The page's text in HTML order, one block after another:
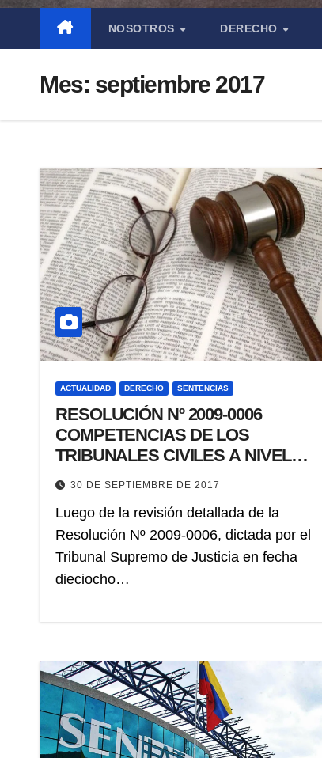
NOSOTROS DERECHO
Mes: septiembre 2017
ACTUALIDAD DERECHO SENTENCIAS
RESOLUCIÓN Nº 2009-0006
COMPETENCIAS DE LOS
TRIBUNALES CIVILES A NIVEL
NACIONAL
30 DE SEPTIEMBRE DE 2017
Luego de la revisión detallada de la
Resolución Nº 2009-0006, dictada por el
Tribunal Supremo de Justicia en fecha
dieciocho…